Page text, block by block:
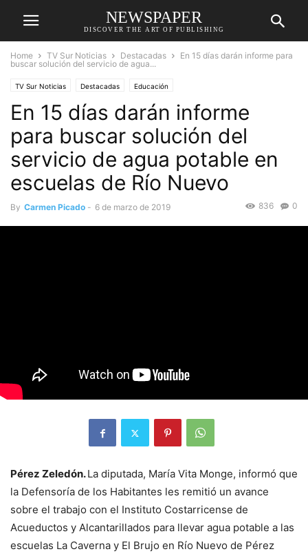
NEWSPAPER
DISCOVER THE ART OF PUBLISHING
Home TV Sur Noticias Destacadas
En 15 días darán informe para
buscar solución del servicio de agua...
TV Sur Noticias Destacadas Educación
En 15 días darán informe
para buscar solución del
servicio de agua potable en
escuelas de Río Nuevo
By Carmen Picado - 6 de marzo de 2019 0
836
Pérez Zeledón.La diputada, María Vita Monge, informó que
la Defensoría de los Habitantes les remitió un avance
sobre el trabajo con el Instituto Costarricense de
Acueductos y Alcantarillados para llevar agua potable a las
escuelas La Caverna y El Brujo en Río Nuevo de Pérez